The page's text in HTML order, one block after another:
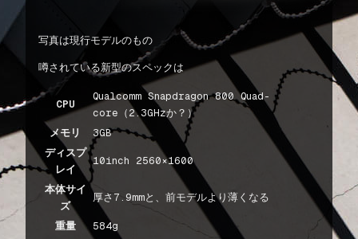
写真は現行モデルのもの
噂されている新型のスペックは
CPU
Qualcomm Snapdragon 800 Quad-
core（2.3GHzか？）
メモリ
3GB
ディスプ
レイ
10inch 2560×1600
本体サイ
ズ
厚さ7.9mmと、前モデルより薄くなる
重量
584g